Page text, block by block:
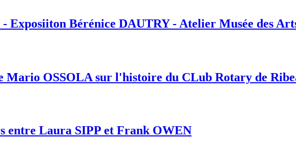
- Exposiiton Bérénice DAUTRY - Atelier Musée des
Mario OSSOLA sur l'histoire du CLub Rotary de
entre Laura SIPP et Frank OWEN